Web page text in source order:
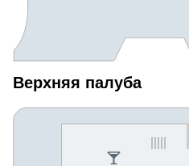
Верхняя палуба